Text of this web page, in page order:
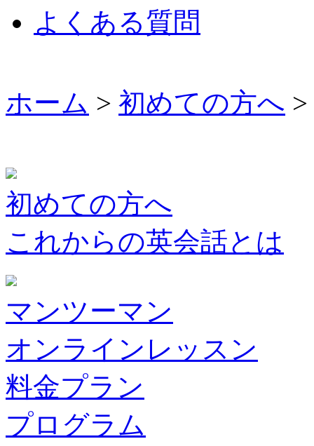
よくある質問
ホーム > 初めての方へ
初めての方へ
これからの英会話とは
マンツーマン
オンラインレッスン
料金プラン
プログラム